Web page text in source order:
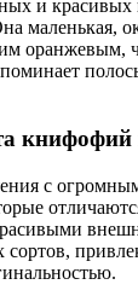
и
маленькая,
оранжевым,
книфофий
с
сортов,